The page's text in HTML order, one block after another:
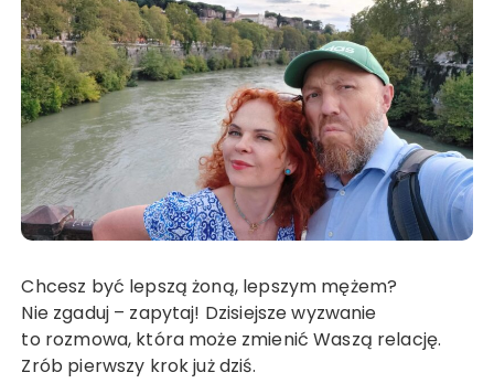
Chcesz być lepszą żoną, lepszym mężem?
Nie zgaduj – zapytaj! Dzisiejsze wyzwanie
to rozmowa, która może zmienić Waszą relację.
Zrób pierwszy krok już dziś.